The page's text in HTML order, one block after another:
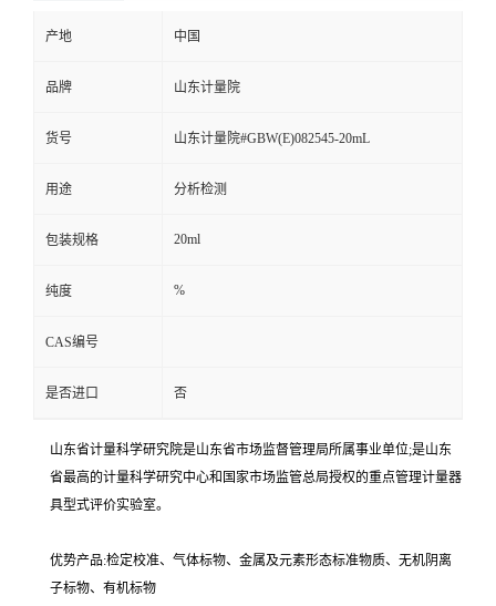
产地 中国
品牌 山东计量院
货号 山东计量院#GBW(E)082545-20mL
用途 分析检测
包装规格 20ml
纯度 %
CAS编号
是否进口 否
山东省计量科学研究院是山东省市场监督管理局所属事业单位;是山东
省最高的计量科学研究中心和国家市场监管总局授权的重点管理计量器
具型式评价实验室。
优势产品:检定校准、气体标物、金属及元素形态标准物质、无机阴离
子标物、有机标物